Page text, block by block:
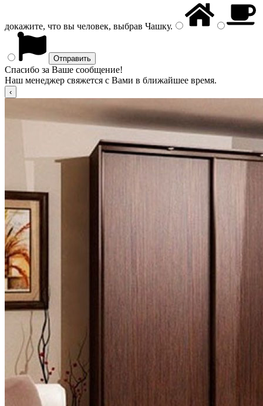
докажите, что вы человек, выбрав Чашку.
Спасибо за Ваше сообщение!
Наш менеджер свяжется с Вами в ближайшее время.